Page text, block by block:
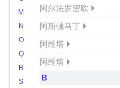
M
N
O
Q
R
S
阿尔法罗密欧
阿斯顿马丁
阿维塔
阿维塔
B